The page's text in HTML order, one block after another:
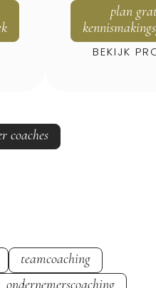
plan
BEKIJK
coaches
teamcoaching
ondernemerscoaching